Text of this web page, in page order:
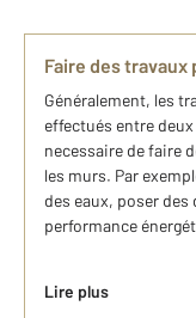
Faire des
Généralement, les
effectués entre
necessaire de faire
les murs. Par
des eaux, poser
performance
Lire plus